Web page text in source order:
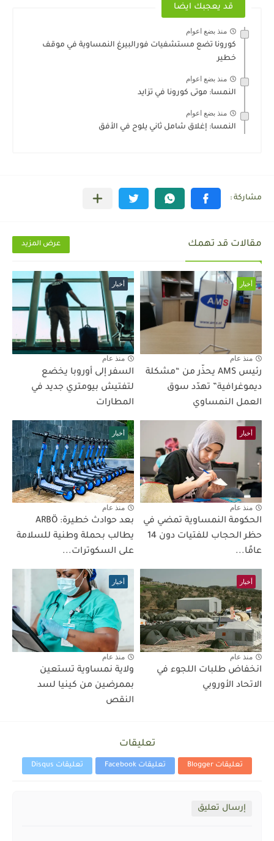
قد يعجبك ايضا
منذ بضع اعوام
كورونا تضع مستشفيات فورالبيرغ النمساوية في موقف
خطير
منذ بضع اعوام
النمسا: موتى كورونا في تزايد
منذ بضع اعوام
النمسا: إغلاق شامل ثاني يلوح في الأفق
مقالات قد تهمك عرض المزيد
أخبار
منذ عام
رئيس AMS يحذّر من “مشكلة
ديموغرافية” تهدّد سوق
العمل النمساوي
أخبار
منذ عام
السفر إلى أوروبا يخضع
لتفتيش بيومتري جديد في
المطارات
أخبار
منذ عام
الحكومة النمساوية تمضي في
حظر الحجاب للفتيات دون 14
عامًا...
أخبار
منذ عام
بعد حوادث خطيرة: ARBÖ
يطالب بحملة وطنية للسلامة
على السكوترات...
أخبار
منذ عام
انخفاض طلبات اللجوء في
الاتحاد الأوروبي
أخبار
منذ عام
ولاية نمساوية تستعين
بممرضين من كينيا لسد
النقص
تعليقات
تعليقات Blogger تعليقات Facebook تعليقات Disqus
إرسال تعليق